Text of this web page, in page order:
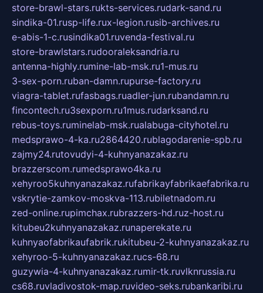
store-brawl-stars.rukts-services.rudark-sand.ru
sindika-01.rusp-life.rux-legion.rusib-archives.ru
e-abis-1-c.rusindika01.ruvenda-festival.ru
store-brawlstars.rudooraleksandria.ru
antenna-highly.rumine-lab-msk.ru1-mus.ru
3-sex-porn.ruban-damn.rupurse-factory.ru
viagra-tablet.rufasbags.ruadler-jun.rubandamn.ru
fincontech.ru3sexporn.ru1mus.rudarksand.ru
rebus-toys.ruminelab-msk.rualabuga-cityhotel.ru
medsprawo-4-ka.ru2864420.rublagodarenie-spb.ru
zajmy24.rutovudyi-4-kuhnyanazakaz.ru
brazzerscom.rumedsprawo4ka.ru
xehyroo5kuhnyanazakaz.rufabrikayfabrikaefabrika.ru
vskrytie-zamkov-moskva-113.rubiletnadom.ru
zed-online.rupimchax.rubrazzers-hd.ruz-host.ru
kitubeu2kuhnyanazakaz.runaperekate.ru
kuhnyaofabrikaufabrik.rukitubeu-2-kuhnyanazakaz.ru
xehyroo-5-kuhnyanazakaz.rucs-68.ru
guzywia-4-kuhnyanazakaz.rumir-tk.ruvlknrussia.ru
cs68.ruvladivostok-map.ruvideo-seks.rubankaribi.ru